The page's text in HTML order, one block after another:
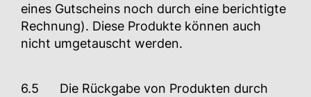
eines Gutscheins noch durch eine berichtigte
Rechnung). Diese Produkte können auch
nicht umgetauscht werden.
6.5 Die Rückgabe von Produkten durch